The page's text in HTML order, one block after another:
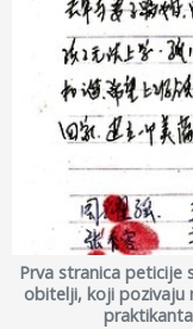
Prva stranica peticije
obitelji, koji pozivaju